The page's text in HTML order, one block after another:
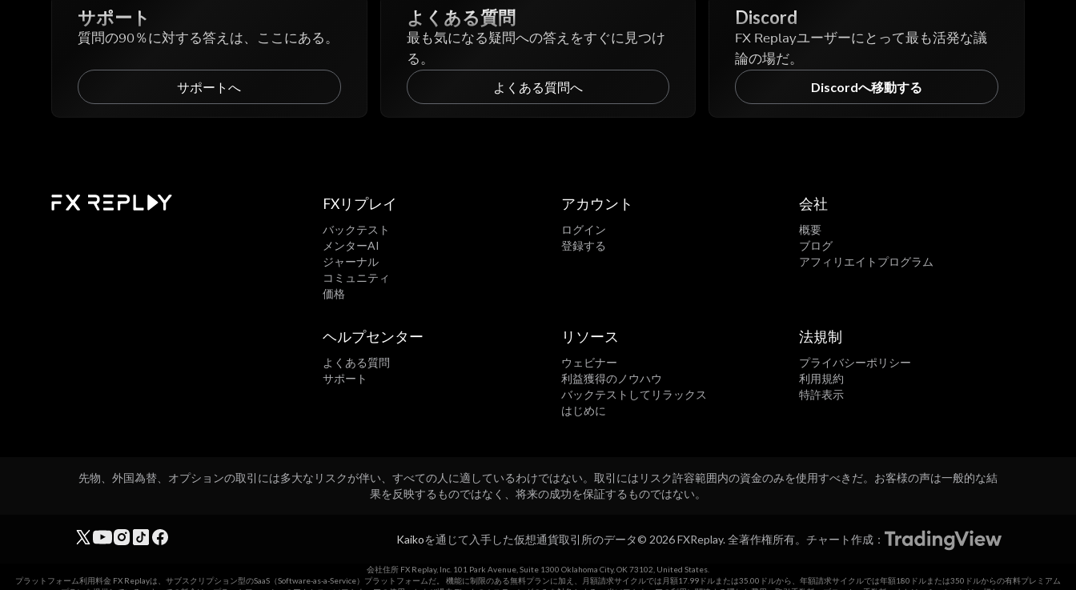
サポート
質問の90％に対する答えは、ここにある。
サポートへ
よくある質問
最も気になる疑問への答えをすぐに見つけ
る。
よくある質問へ
Discord
FX Replayユーザーにとって最も活発な議
論の場だ。
Discordへ移動する
FXリプレイ
バックテスト
メンターAI
ジャーナル
コミュニティ
価格
アカウント
ログイン
登録する
会社
概要
ブログ
アフィリエイトプログラム
ヘルプセンター
よくある質問
サポート
リソース
ウェビナー
利益獲得のノウハウ
バックテストしてリラックス
はじめに
法規制
プライバシーポリシー
利用規約
特許表示
先物、外国為替、オプションの取引には多大なリスクが伴い、すべての人に適しているわけではない。取引にはリスク許容範囲内の資金のみを使用すべきだ。お客様の声は一般的な結
果を反映するものではなく、将来の成功を保証するものではない。
Kaikoを通じて入手した仮想通貨取引所のデータ© 2026 FXReplay. 全著作権所有。 チャート作成：
会社住所 FX Replay, Inc. 101 Park Avenue, Suite 1300 Oklahoma City, OK 73102, United States.
プラットフォーム利用料金 FX Replayは、サブスクリプション型のSaaS（Software-as-a-Service）プラットフォームだ。 機能に制限のある無料プランに加え、月額請求サイクルでは月額17.99ドルまたは35.00ドルから、年額請求サイクルでは年額180ドルまたは350ドルからの有料プレミアム